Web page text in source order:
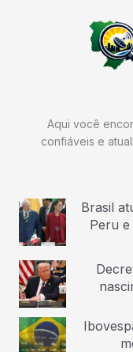
Aqui você
confiáveis e
Brasil
Peru